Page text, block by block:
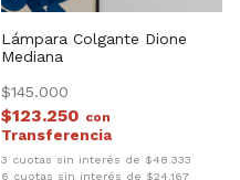
Lámpara Colgante Dione
Mediana
$145.000
$123.250 con
3 cuotas sin interés de $48.333
6 cuotas sin interés de $24.167